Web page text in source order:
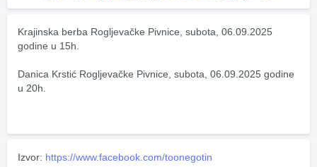
Krajinska berba Rogljevačke Pivnice, subota, 06.09.2025
godine u 15h.
Danica Krstić Rogljevačke Pivnice, subota, 06.09.2025 godine
u 20h.
Izvor: https://www.facebook.com/toonegotin